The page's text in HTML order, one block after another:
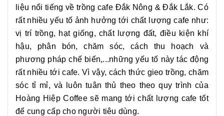
liệu nổi tiếng về trồng cafe Đắk Nông & Đắk Lắk. Có
rất nhiều yếu tố ảnh hưởng tới chất lượng cafe như:
vị trí trồng, hạt giống, chất lượng đất, điều kiện khí
hậu, phân bón, chăm sóc, cách thu hoạch và
phương pháp chế biến,...những yếu tố này tác động
rất nhiều tới cafe. Vì vậy, cách thức gieo trồng, chăm
sóc tỉ mỉ, và luôn tuân thủ theo theo quy trình của
Hoàng Hiệp Coffee sẽ mang tới chất lượng cafe tốt
để cung cấp cho người tiêu dùng.